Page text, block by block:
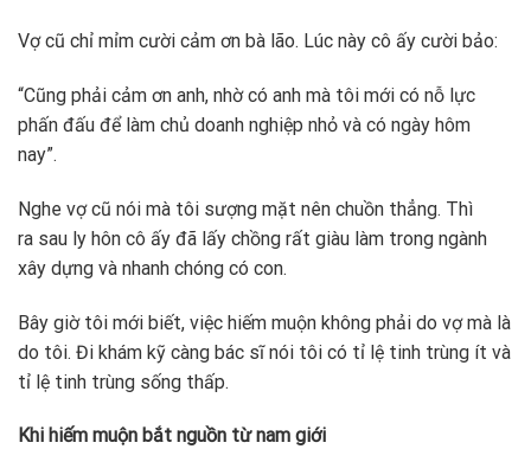
Vợ cũ chỉ mỉm cười cảm ơn bà lão. Lúc này cô ấy cười bảo:
“Cũng phải cảm ơn anh, nhờ có anh mà tôi mới có nỗ lực
phấn đấu để làm chủ doanh nghiệp nhỏ và có ngày hôm
nay”.
Nghe vợ cũ nói mà tôi sượng mặt nên chuồn thẳng. Thì
ra sau ly hôn cô ấy đã lấy chồng rất giàu làm trong ngành
xây dựng và nhanh chóng có con.
Bây giờ tôi mới biết, việc hiếm muộn không phải do vợ mà là
do tôi. Đi khám kỹ càng bác sĩ nói tôi có tỉ lệ tinh trùng ít và
tỉ lệ tinh trùng sống thấp.
Khi hiếm muộn bắt nguồn từ nam giới